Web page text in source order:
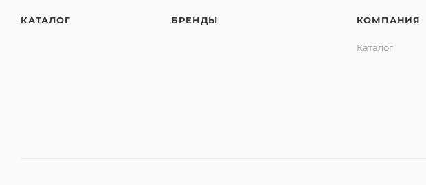
КАТАЛОГ БРЕНДЫ КОМПАНИЯ
Каталог